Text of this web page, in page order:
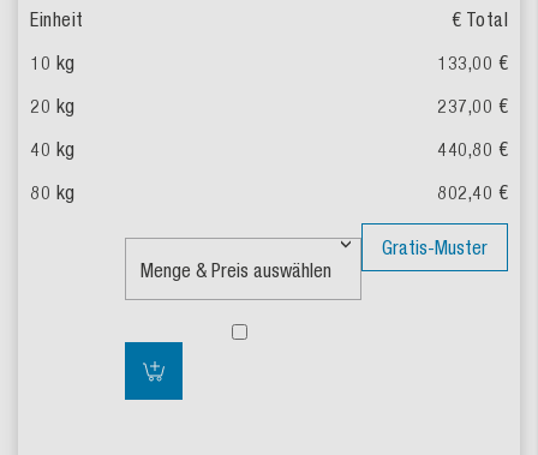
€ Total
133,00 €
237,00 €
440,80 €
802,40 €
Gratis-Muster